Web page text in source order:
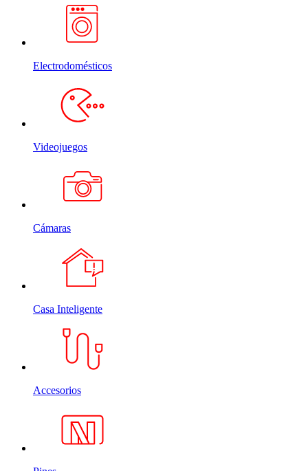
Electrodomésticos
Videojuegos
Cámaras
Casa Inteligente
Accesorios